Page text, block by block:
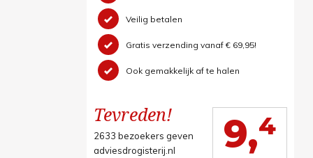
Veilig betalen
Gratis verzending vanaf € 69,95!
Ook gemakkelijk af te halen
Tevreden!
2633 bezoekers geven
adviesdrogisterij.nl
9,4